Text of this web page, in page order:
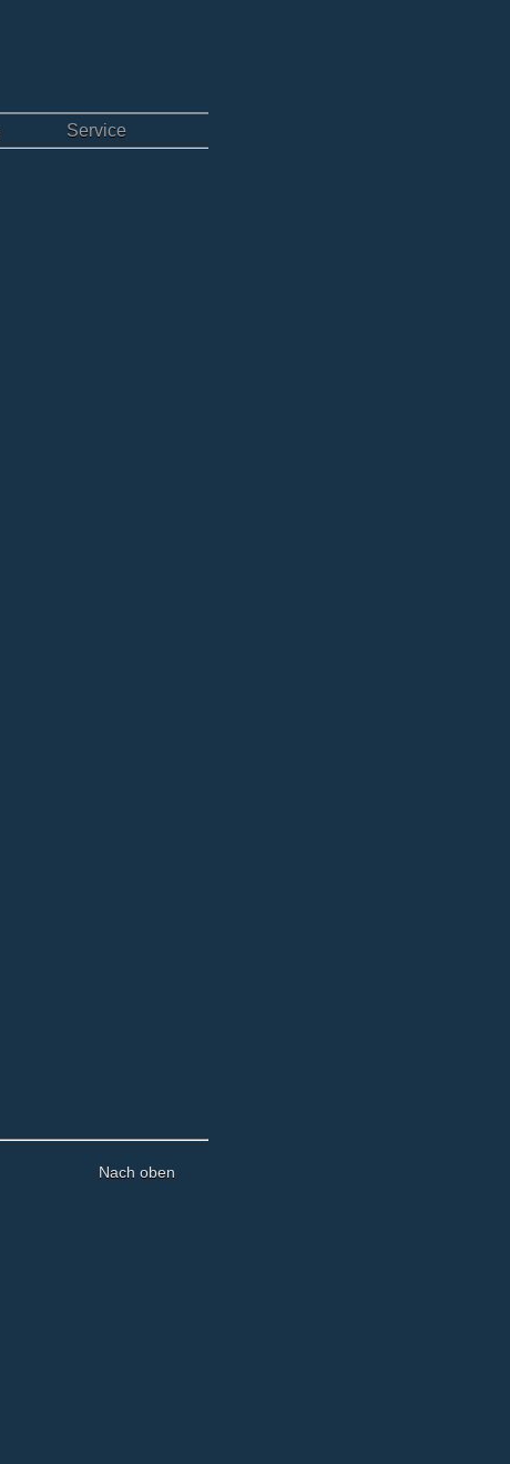
Service
Nach oben